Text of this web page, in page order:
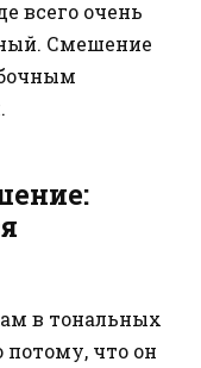
всего очень
Смешение
в тональных
потому, что он